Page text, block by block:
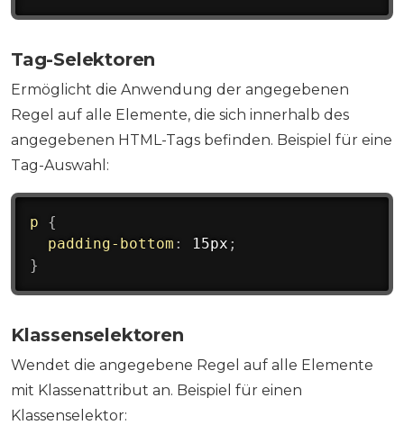
Tag-Selektoren
Ermöglicht die Anwendung der angegebenen
Regel auf alle Elemente, die sich innerhalb des
angegebenen HTML-Tags befinden. Beispiel für eine
Tag-Auswahl:
p
{
padding-bottom : 15px ;
}
Klassenselektoren
Wendet die angegebene Regel auf alle Elemente
mit Klassenattribut an. Beispiel für einen
Klassenselektor: